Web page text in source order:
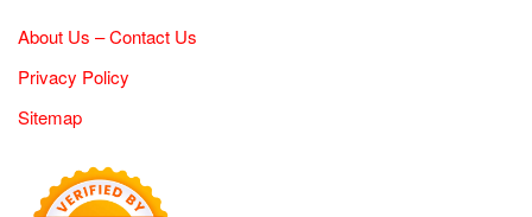
About Us – Contact Us
Privacy Policy
Sitemap